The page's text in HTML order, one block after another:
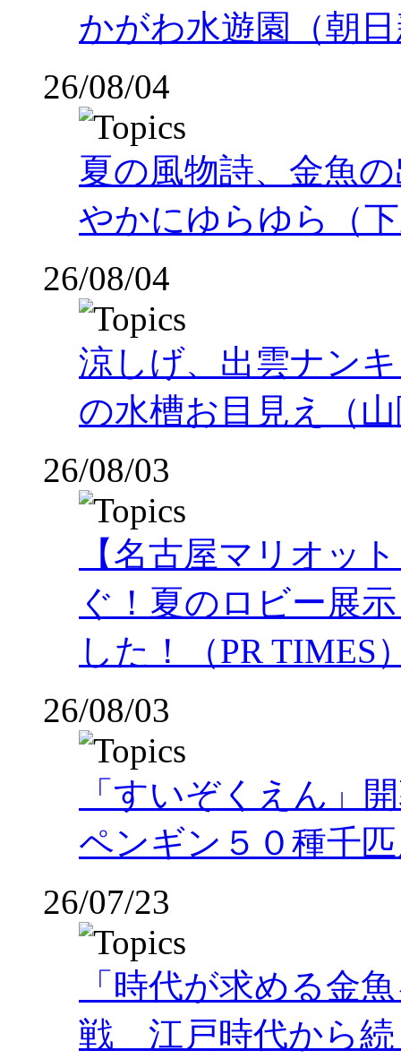
かがわ水遊園（朝
26/08/04
夏の風物詩、金魚
やかにゆらゆら（
26/08/04
涼しげ、出雲ナン
の水槽お目見え（
26/08/03
【名古屋マリオッ
ぐ！夏のロビー展
した！（PR TIMES
26/08/03
「すいぞくえん」
ペンギン５０種千
26/07/23
「時代が求める金
戦 江戸時代から